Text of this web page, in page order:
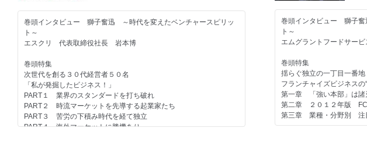
交流会レポート
イベントレポート
助成金活用術／シニア起業ノススメ
バックオフィスの落とし穴
敏腕コンサルタントが語るM&A最新情報
著者に聞く!!『世界の働き方を変えよう』
クラウドワークス 吉田浩一郎社長
社長のオススメ本
バックナンバー
著者に聞く！「20代の起
の作り方」サムライイン
バックナンバー
次号予告
百人百通りの起業ストーリー
サティス製薬 山﨑智士社長／トリッピース 石田言行社長／クラ
タペッパー 倉田浩伸社長／盆栽ネットワーク・ジャパン 中水義
弘社長／食一 田中淳士社長
成長企業の舞台裏
日本セイフティー 西田弘社長／ディーノシステム 中島一明社長
／イノベーション 岡崎富夢社長／ブカンセムズ リ・ソンジン社
長
ベンチャー紳士録
プロフェッショナルバンク 児玉彰社長／ハッチ 安田明彦社長／
一流人に学ぶ”勝負処”
俳優 寺脇康文さん
イベントページ
今月の注目企業
助成金活用術／シニア起業
バックオフィスの落とし穴
敏腕コンサルタントが語
ソニー・デジタルエンタテインメント×Klab対談
ソニー・デジタルエンタテインメント福田淳社長×事業家 加藤順彦
氏
強力連載企画
IGS代表取締役 福原 正大社長
ネクシィーズ近藤太香巳パッショントークセッション
Vol.4SBIホールディングス 北尾吉孝社長
秀實社髙橋秀幸の発掘！未来の百年企業経営者
Vol.4インターカラー 藤澤孝社長
長”の必然性
検索にないビジネスチャ
「業務効率化としての
強力連載企画
天下取り対談
バイタリフィ代表取締役
ネクシィーズ近藤太香巳×
巻頭インタビュー 獅子奮迅 ～時代を変えたベンチャースピリッ
ト～
エスクリ 代表取締役社長 岩本博
巻頭特集
次世代を創る３０代経営者５０名
「私が発掘したビジネス！」
PART１ 業界のスタンダードを打ち破れ
PART２ 時流マーケットを先導する起業家たち
PART３ 苦労の下積み時代を経て独立
PART４ 海外マーケットに勝機あり
巻頭インタビュー 獅子奮
ト～
エムグラントフードサー
巻頭特集
揺らぐ独立の一丁目一番地
フランチャイズビジネスの
第一章 「強い本部」は
第二章 ２０１２年版 FC
第三章 業種・分野別 注